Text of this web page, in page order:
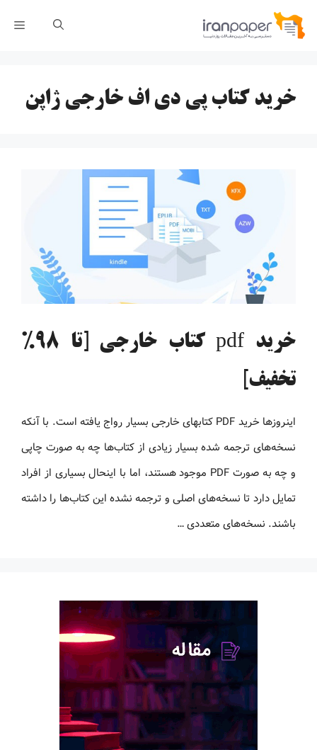
پرش
خرید کتاب پی دی اف خارجی ژاپن
خرید pdf کتاب خارجی [تا 98%
تخفیف]
اینروزها خرید PDF کتاب‎های خارجی بسیار رواج یافته است. با آنکه
نسخه‌های ترجمه شده بسیار زیادی از کتاب‌ها چه به صورت چاپی
و چه به صورت PDF موجود هستند، اما با اینحال بسیاری از افراد
تمایل دارد تا نسخه‌های اصلی و ترجمه نشده این کتاب‌ها را داشته
باشند. نسخه‌های متعددی …